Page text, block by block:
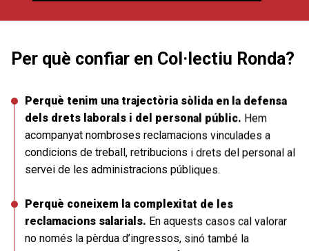
Per què confiar en Col·lectiu Ronda?
Perquè tenim una trajectòria sòlida en la defensa
dels drets laborals i del personal públic. Hem
acompanyat nombroses reclamacions vinculades a
condicions de treball, retribucions i drets del personal al
servei de les administracions públiques.
Perquè coneixem la complexitat de les
reclamacions salarials. En aquests casos cal valorar
no només la pèrdua d’ingressos, sinó també la